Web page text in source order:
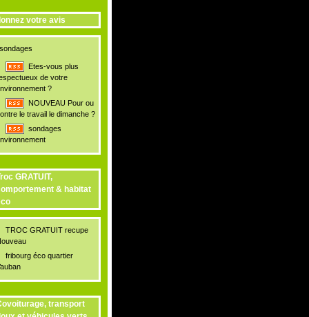
votre avis
sondages
Etes-vous plus
de votre
?
NOUVEAU Pour ou
le travail le dimanche ?
sondages
GRATUIT,
& habitat
TROC GRATUIT recupe
fribourg éco quartier
transport